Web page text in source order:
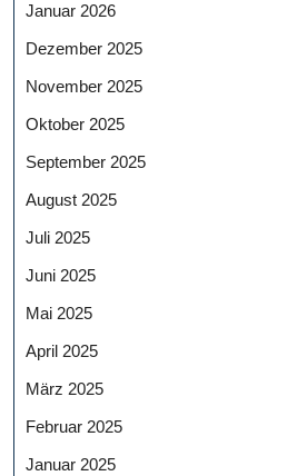
Januar 2026
Dezember 2025
November 2025
Oktober 2025
September 2025
August 2025
Juli 2025
Juni 2025
Mai 2025
April 2025
März 2025
Februar 2025
Januar 2025